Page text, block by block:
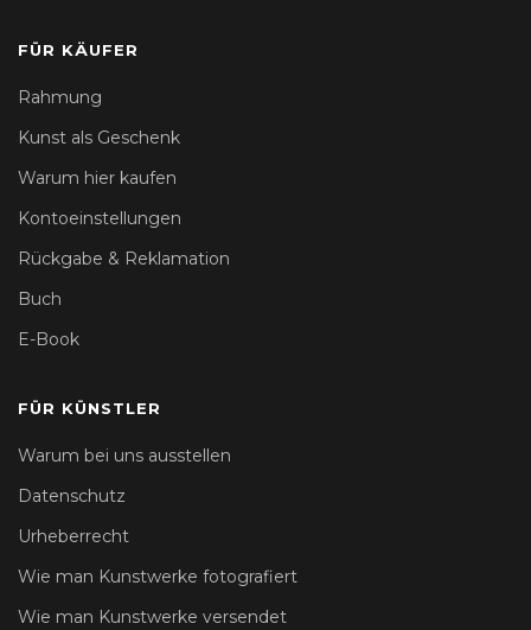
FÜR KÄUFER
Rahmung
Kunst als Geschenk
Warum hier kaufen
Kontoeinstellungen
Rückgabe & Reklamation
Buch
E-Book
FÜR KÜNSTLER
Warum bei uns ausstellen
Datenschutz
Urheberrecht
Wie man Kunstwerke fotografiert
Wie man Kunstwerke versendet